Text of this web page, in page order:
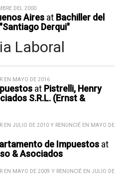
DEL 2000
Aires at Bachiller del
Derqui"
Laboral
EN MAYO DE 2016
at Pistrelli, Henry
S.R.L. (Ernst &
EN JULIO DE 2010 Y RENUNCIÉ EN MAYO DE
de Impuestos at
& Asociados
EN MAYO DE 2009 Y RENUNCIÉ EN JULIO DE